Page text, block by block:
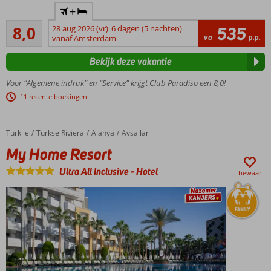
familiehotel
met ruime
kamers,
aquafun en
jarenlang
favoriet!
Waterpret
in de
pool &
racen van
de
glijbanen
Ruime
familiekamers
tot wel 8
personen!
Wat een
service,
8,0Zeer goed
986
beoordelingen
+
28 aug 2026 (vr) 6 dagen (5 nachten)
vanaf Amsterdam
va 535 p.p.
Voor “Algemene indruk” en “Service” krijgt Club Paradiso een 8,0!
11 recente boekingen
Bekijk deze vakantie
Home
Turkije Turkse Riviera Alanya Avsallar
My Home Resort
My Home Resort
Ultra All Inclusive-Hotel bewaar